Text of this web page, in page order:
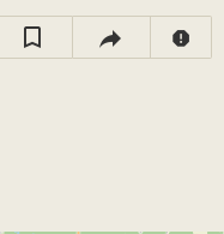
report